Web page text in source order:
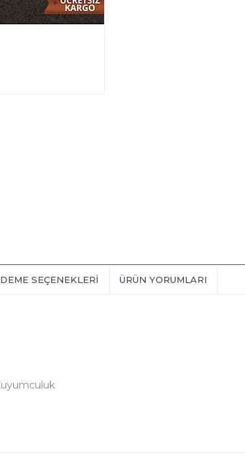
SEÇENEKLERI ÜRÜN YORUMLARI